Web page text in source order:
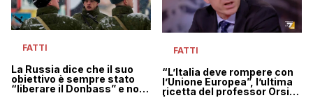
FATTI
La Russia dice che il suo
obiettivo è sempre stato
“liberare il Donbass” e non
FATTI
“L’Italia deve rompere con
l’Unione Europea”, l’ultima
ricetta del professor Orsini